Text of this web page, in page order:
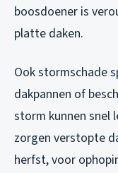
boosdoener is
platte daken.
Ook stormschade
dakpannen of
storm kunnen snel
zorgen verstopte
herfst, voor